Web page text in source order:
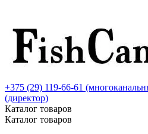
+375 (29) 119-66-61
(директор)
Каталог товаров
Каталог товаров